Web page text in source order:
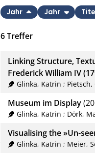
6Treffer
Jahr Jahr
Linking Structure,
Frederick William IV
Glinka, Katrin ;
Museum im Display
Glinka, Katrin ; Dörk,
Visualising the »Un-
Glinka, Katrin ; Meier,